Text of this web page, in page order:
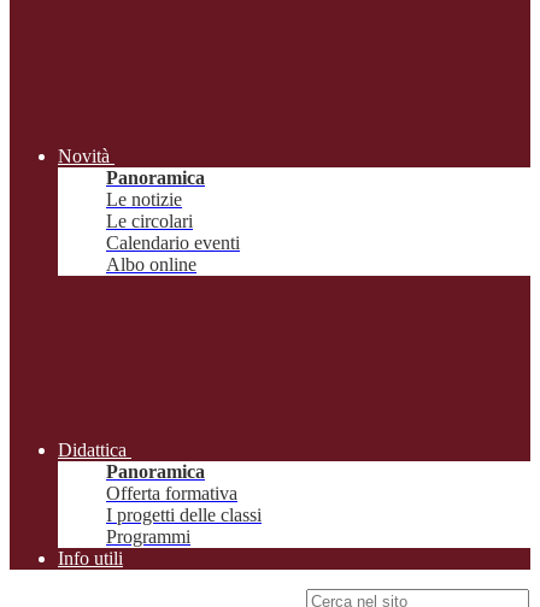
Novità
Panoramica
Le notizie
Le circolari
Calendario eventi
Albo online
Didattica
Panoramica
Offerta formativa
I progetti delle classi
Programmi
Info utili